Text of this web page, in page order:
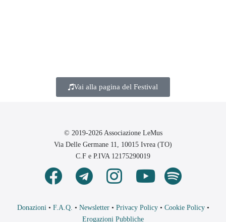
Vai alla pagina del Festival
© 2019-2026 Associazione LeMus
Via Delle Germane 11, 10015 Ivrea (TO)
C.F e P.IVA 12175290019
Donazioni • F.A.Q. • Newsletter• Privacy Policy• Cookie Policy•
Erogazioni Pubbliche